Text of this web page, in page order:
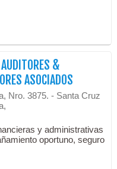
AUDITORES &
ASOCIADOS
Nro. 3875. - Santa Cruz
y administrativas
oportuno, seguro